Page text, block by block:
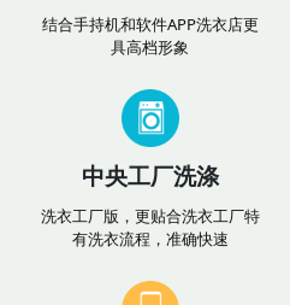
结合手持机和软件APP洗衣店更
具高档形象
中央工厂洗涤
洗衣工厂版，更贴合洗衣工厂特
有洗衣流程，准确快速